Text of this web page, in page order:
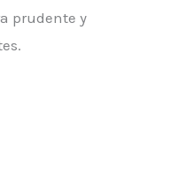
prudente y